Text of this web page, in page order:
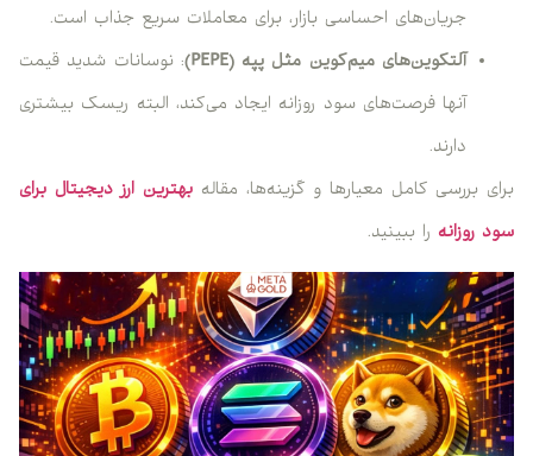
جریان‌های احساسی بازار، برای معاملات سریع جذاب است.
آلتکوین‌های میم‌کوین مثل پپه (PEPE)
: نوسانات شدید قیمت
آنها فرصت‌های سود روزانه ایجاد می‌کند، البته ریسک بیشتری
دارند.
برای بررسی کامل معیارها و گزینه‌ها، مقاله بهترین ارز دیجیتال برای
سود روزانه را ببینید.